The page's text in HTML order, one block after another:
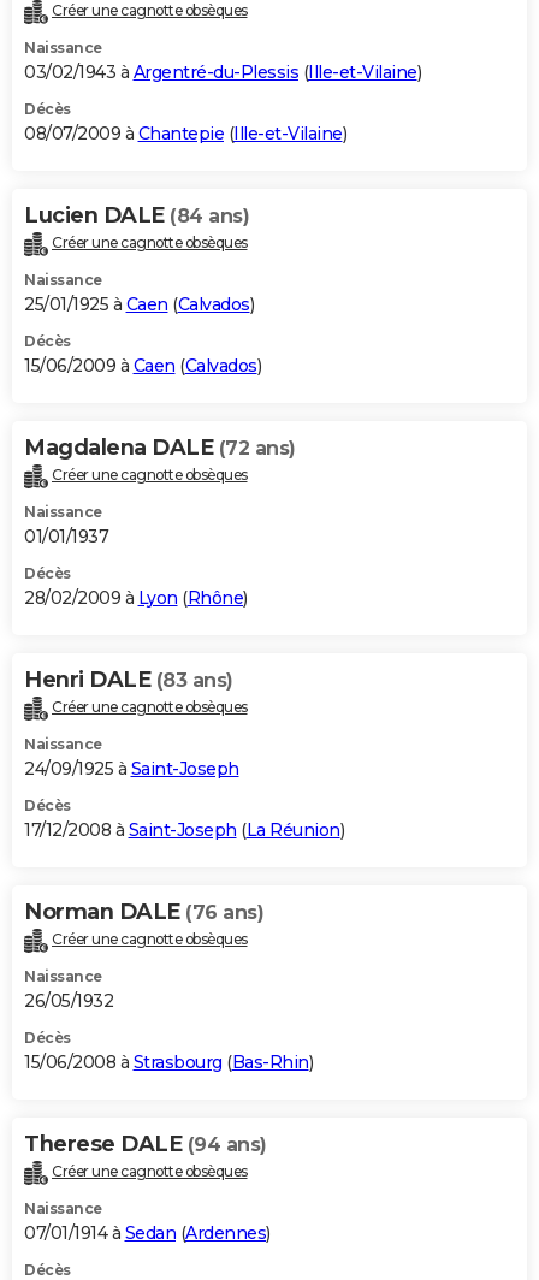
Créer une cagnotte obsèques
Naissance
03/02/1943 à Argentré-du-Plessis (Ille-et-Vilaine)
Décès
08/07/2009 à Chantepie (Ille-et-Vilaine)
Lucien DALE (84 ans)
Créer une cagnotte obsèques
Naissance
25/01/1925 à Caen (Calvados)
Décès
15/06/2009 à Caen (Calvados)
Magdalena DALE (72 ans)
Créer une cagnotte obsèques
Naissance
01/01/1937
Décès
28/02/2009 à Lyon (Rhône)
Henri DALE (83 ans)
Créer une cagnotte obsèques
Naissance
24/09/1925 à Saint-Joseph
Décès
17/12/2008 à Saint-Joseph (La Réunion)
Norman DALE (76 ans)
Créer une cagnotte obsèques
Naissance
26/05/1932
Décès
15/06/2008 à Strasbourg (Bas-Rhin)
Therese DALE (94 ans)
Créer une cagnotte obsèques
Naissance
07/01/1914 à Sedan (Ardennes)
Décès